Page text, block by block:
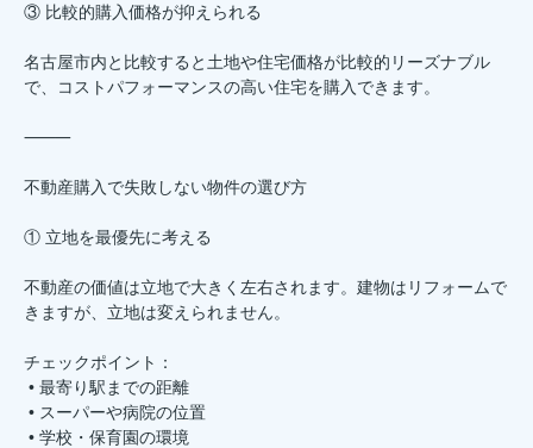
③ 比較的購入価格が抑えられる
名古屋市内と比較すると土地や住宅価格が比較的リーズナブル
で、コストパフォーマンスの高い住宅を購入できます。
⸻
不動産購入で失敗しない物件の選び方
① 立地を最優先に考える
不動産の価値は立地で大きく左右されます。建物はリフォームで
きますが、立地は変えられません。
チェックポイント：
• 最寄り駅までの距離
• スーパーや病院の位置
• 学校・保育園の環境